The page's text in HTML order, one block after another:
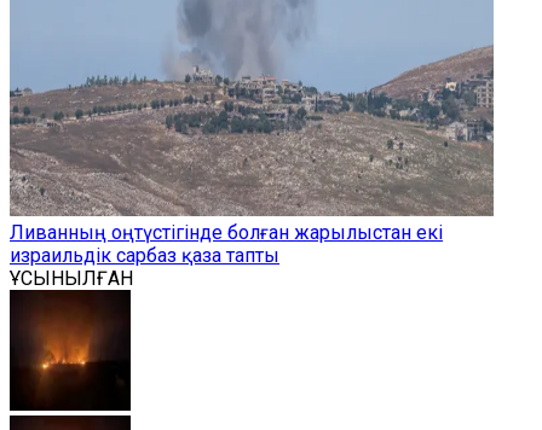
Ливанның оңтүстігінде болған жарылыстан екі
израильдік сарбаз қаза тапты
ҰСЫНЫЛҒАН